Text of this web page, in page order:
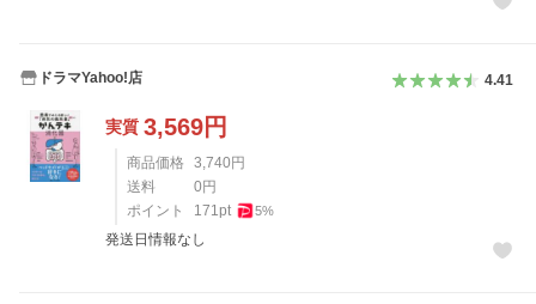
ドラマYahoo!店 4.41
実質 3,569円
商品価格 3,740 円
送料
0 円
ポイント
171pt 5%
発送日情報なし